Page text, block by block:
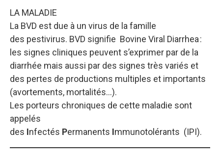
LA MALADIE
La BVD est due à un virus de la famille
des pestivirus. BVD signifie Bovine Viral Diarrhea :
les signes cliniques peuvent s’exprimer par de la
diarrhée mais aussi par des signes très variés et
des pertes de productions multiples et importants
(avortements, mortalités…).
Les porteurs chroniques de cette maladie sont
appelés
des Infectés Permanents Immunotolérants (IPI).